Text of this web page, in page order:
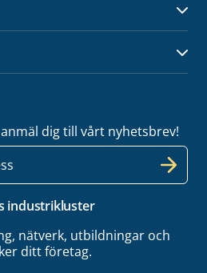
dig till vårt nyhetsbrev!
industrikluster
nätverk, utbildningar och
ditt företag.